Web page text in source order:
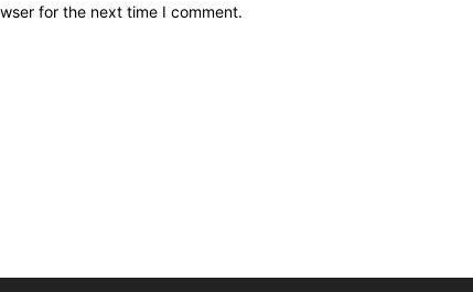
for the next time I comment.